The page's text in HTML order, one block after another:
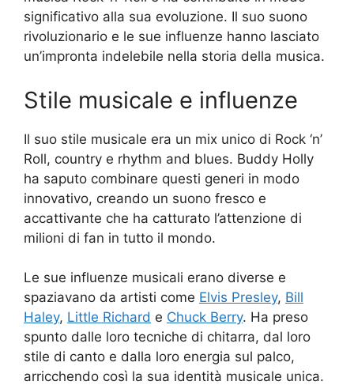
significativo alla sua evoluzione. Il suo suono
rivoluzionario e le sue influenze hanno lasciato
un’impronta indelebile nella storia della musica.
Stile musicale e influenze
Il suo stile musicale era un mix unico di Rock ‘n’
Roll, country e rhythm and blues. Buddy Holly
ha saputo combinare questi generi in modo
innovativo, creando un suono fresco e
accattivante che ha catturato l’attenzione di
milioni di fan in tutto il mondo.
Le sue influenze musicali erano diverse e
spaziavano da artisti come Elvis Presley, Bill
Haley, Little Richard e Chuck Berry. Ha preso
spunto dalle loro tecniche di chitarra, dal loro
stile di canto e dalla loro energia sul palco,
arricchendo così la sua identità musicale unica.